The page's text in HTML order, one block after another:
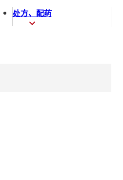
处方、配药